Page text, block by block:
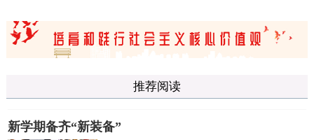
推荐阅读
新学期备齐“新装备”